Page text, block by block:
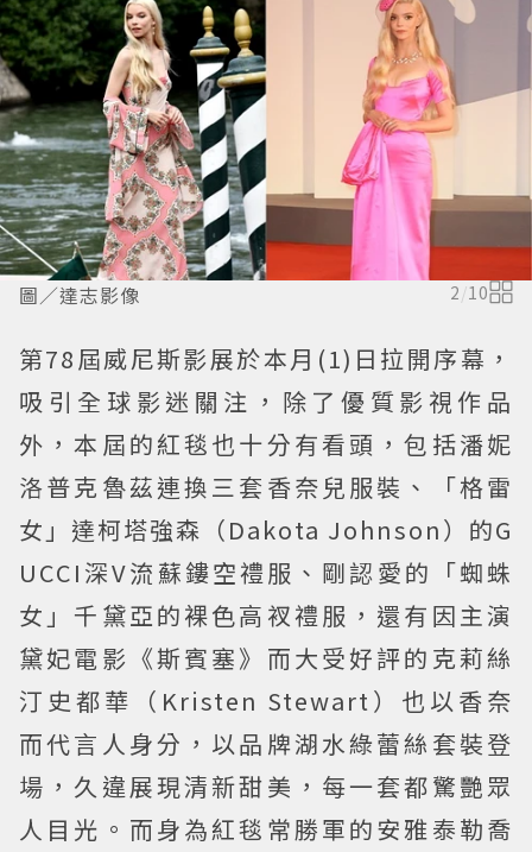
圖／達志影像 2 /10
第78屆威尼斯影展於本月(1)日拉開序幕，
吸引全球影迷關注，除了優質影視作品
外，本屆的紅毯也十分有看頭，包括潘妮
洛普克魯茲連換三套香奈兒服裝、「格雷
女」達柯塔強森（Dakota Johnson）的G
UCCI深V流蘇鏤空禮服、剛認愛的「蜘蛛
女」千黛亞的裸色高衩禮服，還有因主演
黛妃電影《斯賓塞》而大受好評的克莉絲
汀史都華（Kristen Stewart）也以香奈
而代言人身分，以品牌湖水綠蕾絲套裝登
場，久違展現清新甜美，每一套都驚艷眾
人目光。而身為紅毯常勝軍的安雅泰勒喬